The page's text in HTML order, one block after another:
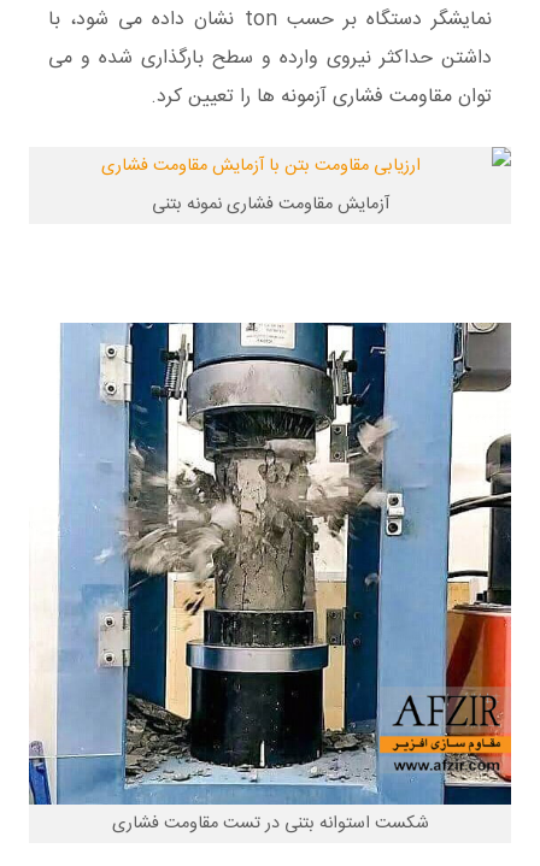
نمایشگر دستگاه بر حسب ton نشان داده می شود، با
داشتن حداکثر نیروی وارده و سطح بارگذاری شده و می
توان مقاومت فشاری آزمونه ها را تعیین کرد.
آزمایش مقاومت فشاری نمونه بتنی
شکست استوانه بتنی در تست مقاومت فشاری